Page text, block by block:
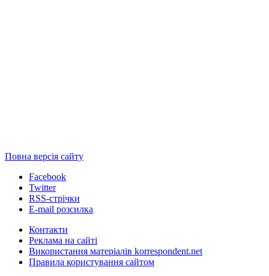
Повна версія сайту
Facebook
Twitter
RSS-стрічки
E-mail розсилка
Контакти
Реклама на сайті
Використання матеріалів korrespondent.net
Правила користування сайтом